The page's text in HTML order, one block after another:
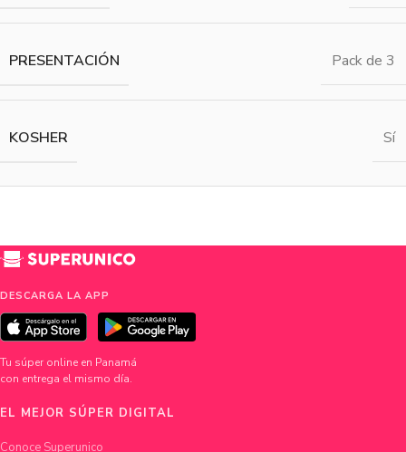
PRESENTACIÓN Pack de 3
KOSHER Sí
DESCARGA LA APP
Tu súper online en Panamá
con entrega el mismo día.
EL MEJOR SÚPER DIGITAL
Conoce Superunico